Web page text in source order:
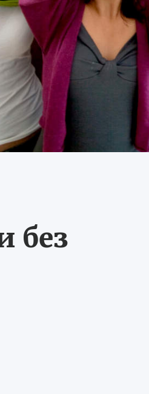
без